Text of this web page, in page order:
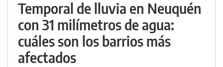
Temporal de lluvia en Neuquén
con 31 milímetros de agua:
cuáles son los barrios más
afectados